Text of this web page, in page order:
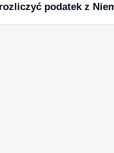
podatek z